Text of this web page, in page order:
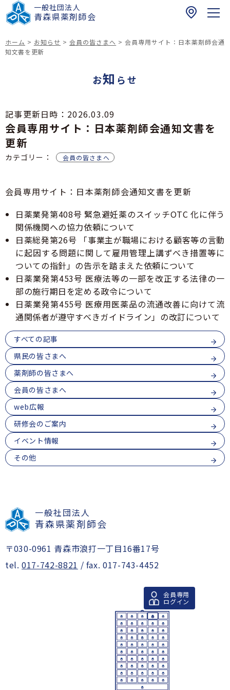
一般社団法人
青森県薬剤師会
青森県民の皆さまへ
健康介護まちかど相談薬局
青森県における緊急避妊薬販売薬局等リスト
在宅訪問薬剤管理指導マップ
青森県民の皆様へ
脳卒中の症状と対策
GOGO健活！マモルさんリターンズ
薬剤師の皆さまへ
研修会のご案内
健康サポート薬局
倫理審査申請受付について
説
青森県薬剤師連盟
薬局薬剤師の地域サロンにおける利用者の服薬相
談・支援事業
医療従事者向け医療麻薬在庫検索
青森県吸入療法研究会
青森県薬剤師会
017-742-8821
お問い合わせ
会員専用ログイン
3
青
目
6
番
7
ホーム > お知らせ > 会員の皆さまへ > 会員専用サイト：日本薬剤師会通
知文書を更新
お知 らせ
記事更新日時： 2026.03.09
会員専用サイト：日本薬剤師会通知文書を
更新
カテゴリー： 会員の皆さまへ
会員専用サイト：日本薬剤師会通知文書を更新
日薬業発第408号 緊急避妊薬のスイッチOTC 化に伴う
関係機関への協力依頼について
日薬総発第26号 「事業主が職場における顧客等の言動
に起因する問題に関して雇用管理上講ずべき措置等に
ついての指針」の告示を踏まえた依頼について
日薬業発第453号 医療法等の一部を改正する法律の一
部の施行期日を定める政令について
日薬業発第455号 医療用医薬品の流通改善に向けて流
通関係者が遵守すべきガイドライン」の改訂について
すべての記事
県民の皆さまへ
薬剤師の皆さまへ
会員の皆さまへ
web広報
研修会のご案内
イベント情報
その他
一般社団法人
青森県薬剤師会
〒030-0961 青森市浪打一丁目16番17号
tel.017-742-8821 / fax. 017-743-4452
会員専用
ログイン